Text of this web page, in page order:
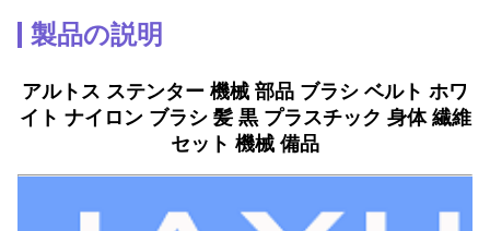
製品の説明
アルトス ステンター 機械 部品 ブラシ ベルト ホワ
イト ナイロン ブラシ 髪 黒 プラスチック 身体 繊維
セット 機械 備品